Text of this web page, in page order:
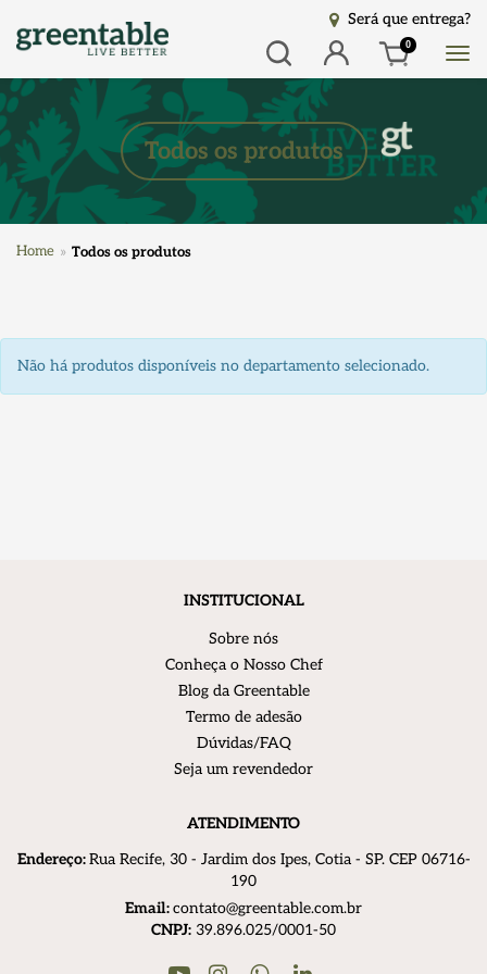
Será que entrega?
Busca
Entrar 0
Todos os produtos
Home Todos os produtos
Não há produtos disponíveis no departamento selecionado.
INSTITUCIONAL
Sobre nós
Conheça o Nosso Chef
Blog da Greentable
Termo de adesão
Dúvidas/FAQ
Seja um revendedor
ATENDIMENTO
Endereço:Rua Recife, 30 - Jardim dos Ipes, Cotia - SP. CEP 06716-
190
Email:contato@greentable.com.br
CNPJ: 39.896.025/0001-50
YoutubeInstagram Linkedin